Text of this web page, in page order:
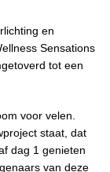
en
Sensations
tot een
voor velen.
staat, dat
dag 1 genieten
van deze